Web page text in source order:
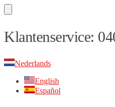
Skip
to
Skip
to
Klantenservice:
Nederlands
English
Español